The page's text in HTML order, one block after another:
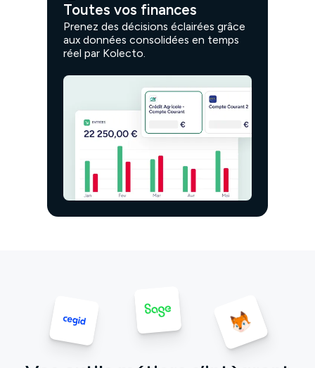
Toutes vos finances
Prenez des décisions éclairées grâce
aux données consolidées en temps
réel par Kolecto.